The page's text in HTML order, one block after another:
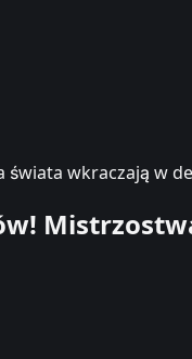
wkraczają w